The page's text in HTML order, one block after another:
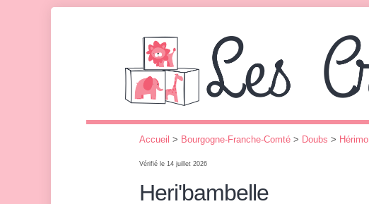
Accueil > Bourgogne-Franche-Comté > Doubs >
Vérifié le 14 juillet 2026
Heri'bambelle